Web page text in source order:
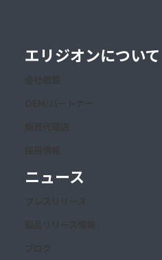
エリジオンについて
ニュース